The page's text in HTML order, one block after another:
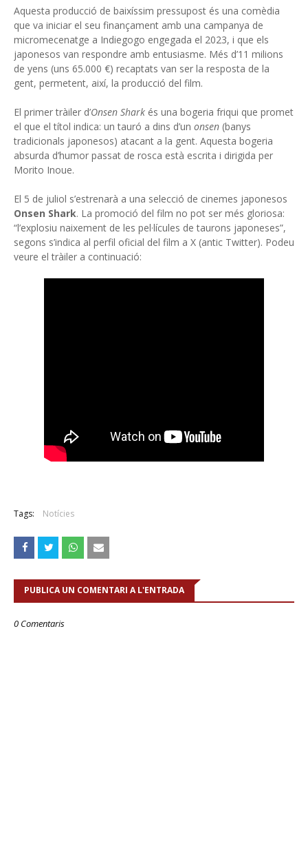
Aquesta producció de baixíssim pressupost és una comèdia
que va iniciar el seu finançament amb una campanya de
micromecenatge a Indiegogo engegada el 2023, i que els
japonesos van respondre amb entusiasme. Més d’11 milions
de yens (uns 65.000 €) recaptats van ser la resposta de la
gent, permetent, així, la producció del film.
El primer tràiler d’Onsen Shark és una bogeria friqui que promet
el que el títol indica: un tauró a dins d’un onsen (banys
tradicionals japonesos) atacant a la gent. Aquesta bogeria
absurda d’humor passat de rosca està escrita i dirigida per
Morito Inoue.
El 5 de juliol s’estrenarà a una selecció de cinemes japonesos
Onsen Shark. La promoció del film no pot ser més gloriosa:
“l’explosiu naixement de les pel·lícules de taurons japoneses”,
segons s’indica al perfil oficial del film a X (antic Twitter). Podeu
veure el tràiler a continuació:
Tags: Notícies
PUBLICA UN COMENTARI A L'ENTRADA
0 Comentaris